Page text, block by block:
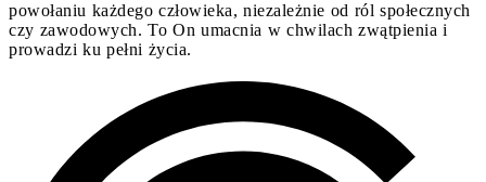
powołaniu każdego człowieka, niezależnie od ról społecznych
czy zawodowych. To On umacnia w chwilach zwątpienia i
prowadzi ku pełni życia.